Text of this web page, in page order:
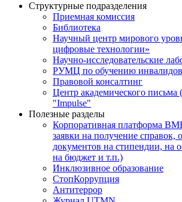
Структурные подразделения
Приемная комиссия
Библиотека
Научный центр мирового
цифровые технологии»
Научно-исследовательские
РУМЦ по обучению
Правовой консалтинг
Центр академического письма
"Impulse"
Полезные разделы
Корпоративная платформа
заявки на получение справок,
документов на стипендии, на
на бюджет и т.п.)
Инклюзивное образование
СтопКоррупция
Антитеррор